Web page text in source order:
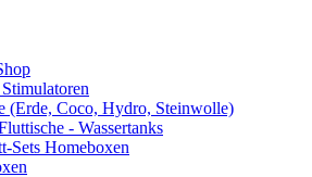
(Erde, Coco, Hydro, Steinwolle)
- Wassertanks
Sets Homeboxen